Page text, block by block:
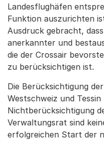
Landesflughäfen
Funktion auszurichten
Ausdruck gebracht,
anerkannter und
die der Crossair
zu berücksichtigen ist.
Die Berücksichtigung
Westschweiz und Tessin
Nichtberücksichtigung
Verwaltungsrat sind
erfolgreichen Start der